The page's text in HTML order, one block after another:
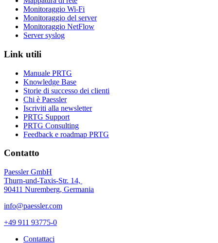
Monitoraggio Wi-Fi
Monitoraggio del server
Monitoraggio NetFlow
Server syslog
Link utili
Manuale PRTG
Knowledge Base
Storie di successo dei clienti
Chi è Paessler
Iscriviti alla newsletter
PRTG Support
PRTG Consulting
Feedback e roadmap PRTG
Contatto
Paessler GmbH
Thurn-und-Taxis-Str. 14,
90411 Nuremberg, Germania
info@paessler.com
+49 911 93775-0
Contattaci